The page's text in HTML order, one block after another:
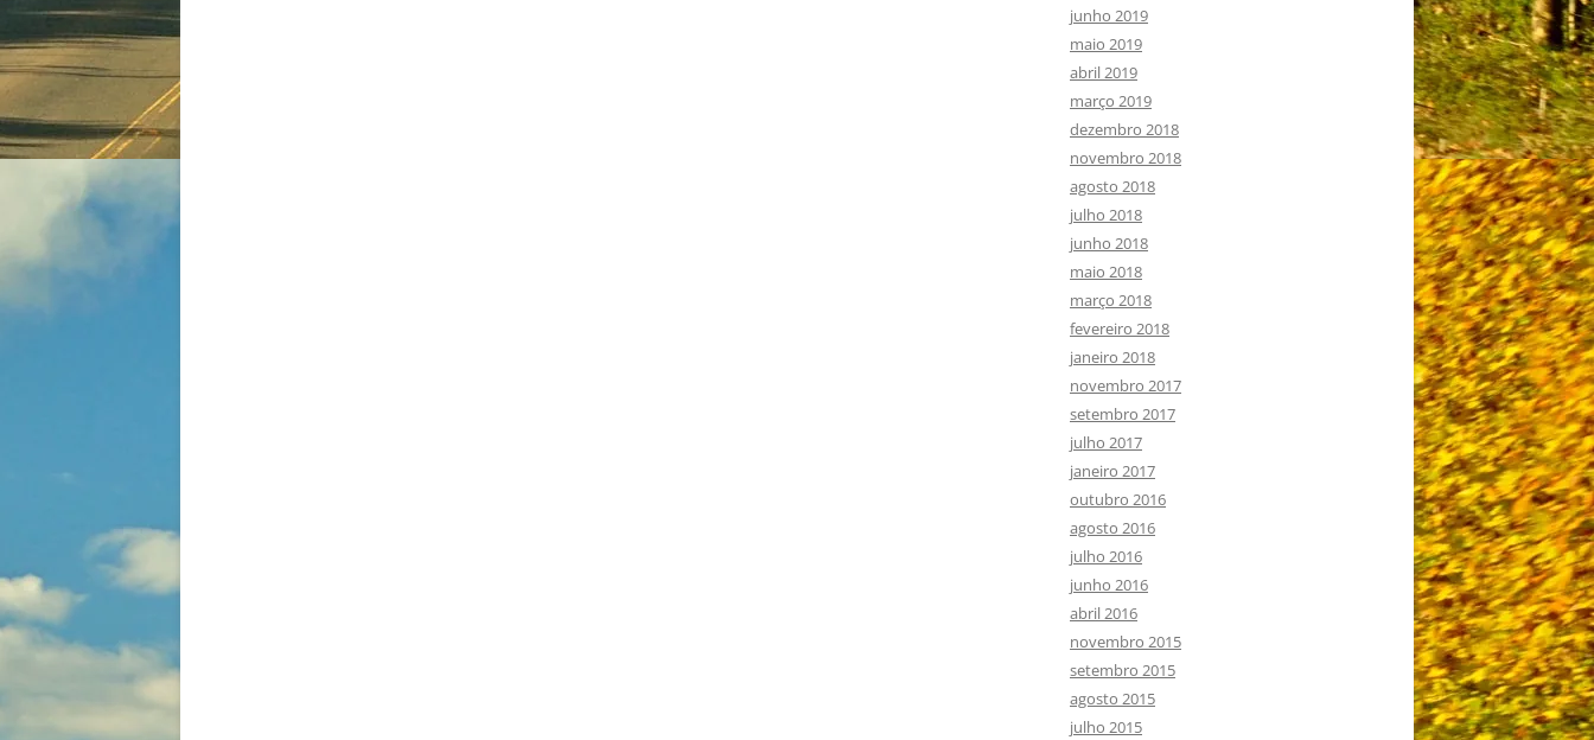
junho 2019
maio 2019
abril 2019
março 2019
dezembro 2018
novembro 2018
agosto 2018
julho 2018
junho 2018
maio 2018
março 2018
fevereiro 2018
janeiro 2018
novembro 2017
setembro 2017
julho 2017
janeiro 2017
outubro 2016
agosto 2016
julho 2016
junho 2016
abril 2016
novembro 2015
setembro 2015
agosto 2015
julho 2015